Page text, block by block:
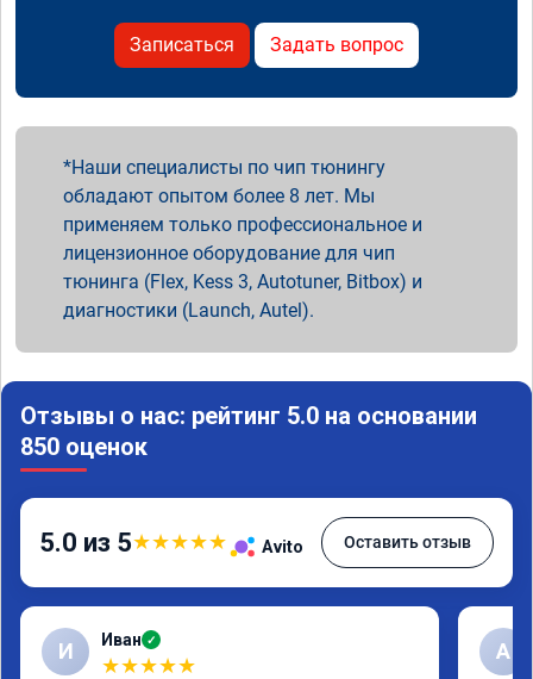
Записаться Задать вопрос
Наши специалисты по чип тюнингу
обладают опытом более 8 лет. Мы
применяем только профессиональное и
лицензионное оборудование для чип
тюнинга (Flex, Kess 3, Autotuner, Bitbox) и
диагностики (Launch, Autel).
Отзывы о нас: рейтинг 5.0 на основании
850 оценок
5.0 из 5★★★★★ Avito Оставить отзыв
И Иван ✓
★★★★★
А